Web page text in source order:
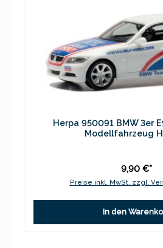
Herpa 950091 BMW 3er
Modellfahrzeug
9,90 €*
Preise inkl. MwSt. zzgl.
In den